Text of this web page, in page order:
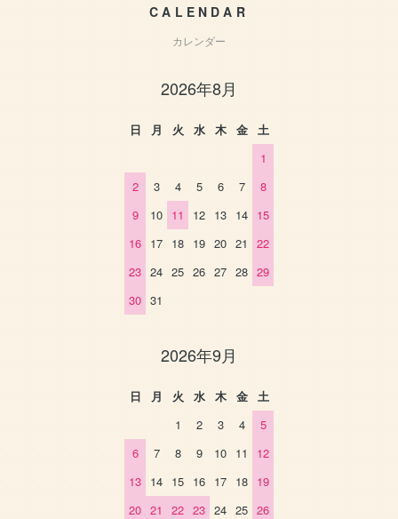
CALENDAR
カレンダー
2026年8月
日 月 火 水 木 金
土
1
2
3 4 5 6 7
8
9
10 11 12 13 14 15
16 17 18 19 20 21
22
23 24 25 26 27 28 29
30 31
2026年9月
日 月 火 水 木 金
土
1
2 3 4
5
6
7 8 9 10 11
12
13 14 15 16 17 18 19
20 21 22 23 24 25 26